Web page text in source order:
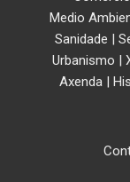
Medio
Sanidade |
Urbanismo |
Axenda|